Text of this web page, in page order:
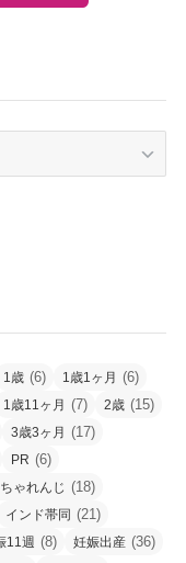
1歳 (6) 1歳1ヶ月 (6)
1歳11ヶ月 (7) 2歳 (15)
3歳3ヶ月 (17)
PR (6)
ゃれんじ (18)
インド帯同 (21)
11週 (8) 妊娠出産 (36)